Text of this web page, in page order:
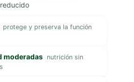
protege y preserva la función
moderadas nutrición sin